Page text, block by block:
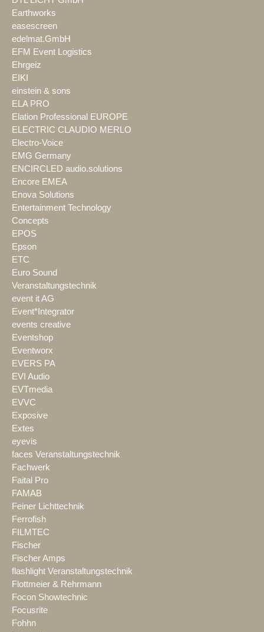
Earthworks
easescreen
edelmat.GmbH
EFM Event Logistics
Ehrgeiz
EIKI
einstein & sons
ELA PRO
Elation Professional EUROPE
ELECTRIC CLAUDIO MERLO
Electro-Voice
EMG Germany
ENCIRCLED audio.solutions
Encore EMEA
Enova Solutions
Entertainment Technology
Concepts
EPOS
Epson
ETC
Euro Sound
Veranstaltungstechnik
event it AG
Event*Integrator
events creative
Eventshop
Eventworx
EVERS PA
EVI Audio
EVTmedia
EVVC
Exposive
Extes
eyevis
faces Veranstaltungstechnik
Fachwerk
Faital Pro
FAMAB
Feiner Lichttechnik
Ferrofish
FILMTEC
Fischer
Fischer Amps
flashlight Veranstaltungstechnik
Flottmeier & Rehrmann
Focon Showtechnic
Focusrite
Fohhn